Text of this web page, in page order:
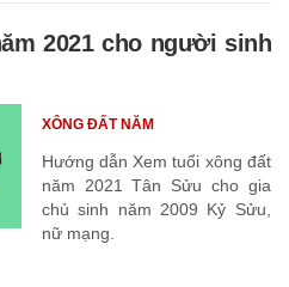
2021 cho người sinh
Hướng dẫn Xem tuổi xông đất
năm 2021 Tân Sửu cho gia
chủ sinh năm 2009 Kỷ Sửu,
nữ mạng.
XÔNG ĐẤT NĂM